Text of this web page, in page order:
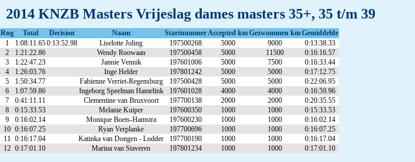
2014 KNZB Masters Vrijeslag dames masters 35+, 35 t/m 39
Rng Total Decision Naam StartnummerAccepted kmGezwommen kmGemiddelde
1
1:08:11.650:13:52.98 Liselotte Joling 197500268 5000 9000
0:13:38.33
2
1:21:22.86 Wendy Roowaan 197500458 5000 11500
0:16:16.57
3
1:22:47.23 Jannie Vennik 197601006 5000 7500
0:16:33.44
4
1:26:03.76 Inge Helder 197801242 5000 5000
0:17:12.75
5
1:50:34.77 Fabienne Verriet-Regensburg 197500428 5000 5000
0:22:06.95
6
1:07:59.86 Ingeborg Speelman Hamelink 197601028 4000 4000
0:16:59.96
7
0:41:11.11 Clementine van Bruxvoort 197700138 2000 2000
0:20:35.55
8
0:15:33.53 Melanie Kuiper 197600350 1000 1000
0:15:33.53
9
0:16:02.14 Monique Boets-Hamstra 197600230 1000 1000
0:16:02.14
10 0:16:07.25 Ryan Verplanke 197700696 1000 1000
0:16:07.25
11 0:16:17.04 Katinka van Dongen - Lodder 197700190 1000 1000
0:16:17.04
12 0:17:01.10 Marina van Staveren 197801234 1000 1000 0:17:01.10